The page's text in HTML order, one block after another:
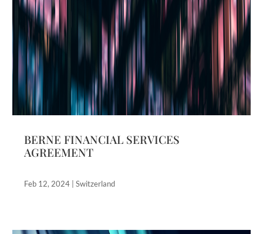
BERNE FINANCIAL SERVICES
AGREEMENT
Feb 12, 2024 |Switzerland